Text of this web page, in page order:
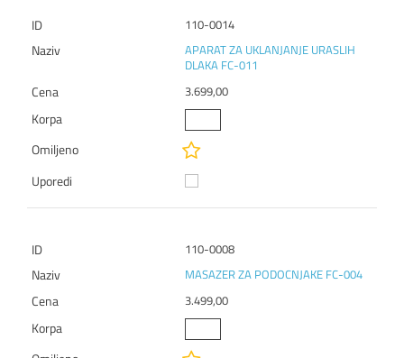
110-0014
APARAT ZA UKLANJANJE URASLIH
DLAKA FC-011
3.699,00
110-0008
MASAZER ZA PODOCNJAKE FC-004
3.499,00